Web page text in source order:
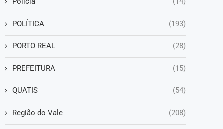
POLÍTICA (193)
PORTO REAL (28)
PREFEITURA (15)
QUATIS (54)
Região do Vale (208)